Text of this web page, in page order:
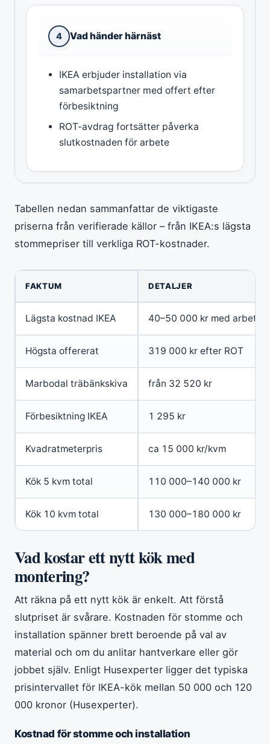
4 Vad händer härnäst
IKEA erbjuder installation via
samarbetspartner med offert efter
förbesiktning
ROT-avdrag fortsätter påverka
slutkostnaden för arbete
Tabellen nedan sammanfattar de viktigaste
priserna från verifierade källor – från IKEA:s lägsta
stommepriser till verkliga ROT-kostnader.
FAKTUM DETALJER
Lägsta kostnad IKEA 40–50 000 kr med arbete
Högsta offererat 319 000 kr efter ROT
Marbodal träbänkskiva från 32 520 kr
Förbesiktning IKEA 1 295 kr
Kvadratmeterpris ca 15 000 kr/kvm
Kök 5 kvm total 110 000–140 000 kr
Kök 10 kvm total 130 000–180 000 kr
Vad kostar ett nytt kök med
montering?
Att räkna på ett nytt kök är enkelt. Att förstå
slutpriset är svårare. Kostnaden för stomme och
installation spänner brett beroende på val av
material och om du anlitar hantverkare eller gör
jobbet själv. Enligt Husexperter ligger det typiska
prisintervallet för IKEA-kök mellan 50 000 och 120
000 kronor (Husexperter).
Kostnad för stomme och installation